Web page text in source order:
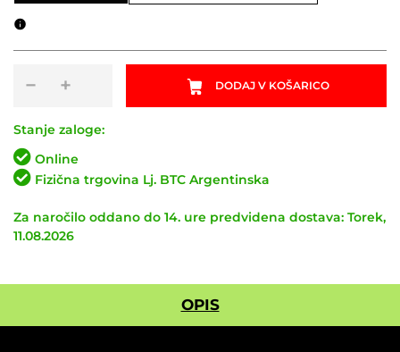
−
očala
Radar
EV
S
Path
White
/
+ DODAJ V KOŠARICO
Stanje zaloge:
Online
Fizična trgovina Lj. BTC Argentinska
Za naročilo oddano do 14. ure predvidena dostava: Torek,
11.08.2026
OPIS